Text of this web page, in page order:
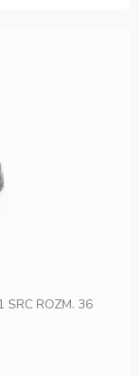
SRC ROZM. 36